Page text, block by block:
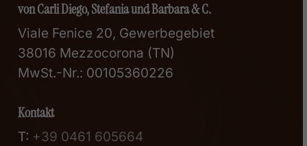
von Carli Diego, Stefania und Barbara & C.
Viale Fenice 20, Gewerbegebiet
38016 Mezzocorona (TN)
MwSt.-Nr.: 00105360226
Kontakt
T: +39 0461 605664